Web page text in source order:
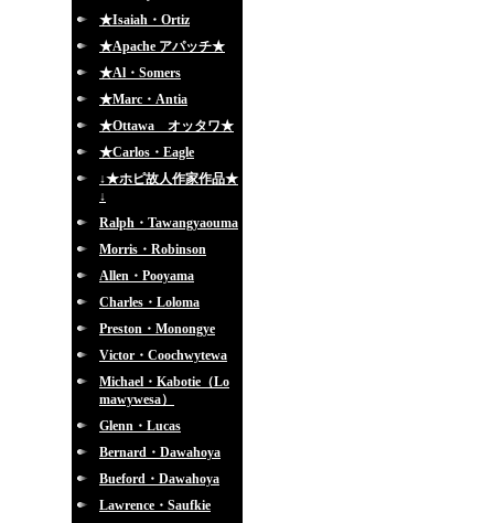
★Isaiah・Ortiz
★Apache アパッチ★
★Al・Somers
★Marc・Antia
★Ottawa オッタワ★
★Carlos・Eagle
↓★ホピ故人作家作品★
↓
Ralph・Tawangyaouma
Morris・Robinson
Allen・Pooyama
Charles・Loloma
Preston・Monongye
Victor・Coochwytewa
Michael・Kabotie（Lo
mawywesa）
Glenn・Lucas
Bernard・Dawahoya
Bueford・Dawahoya
Lawrence・Saufkie